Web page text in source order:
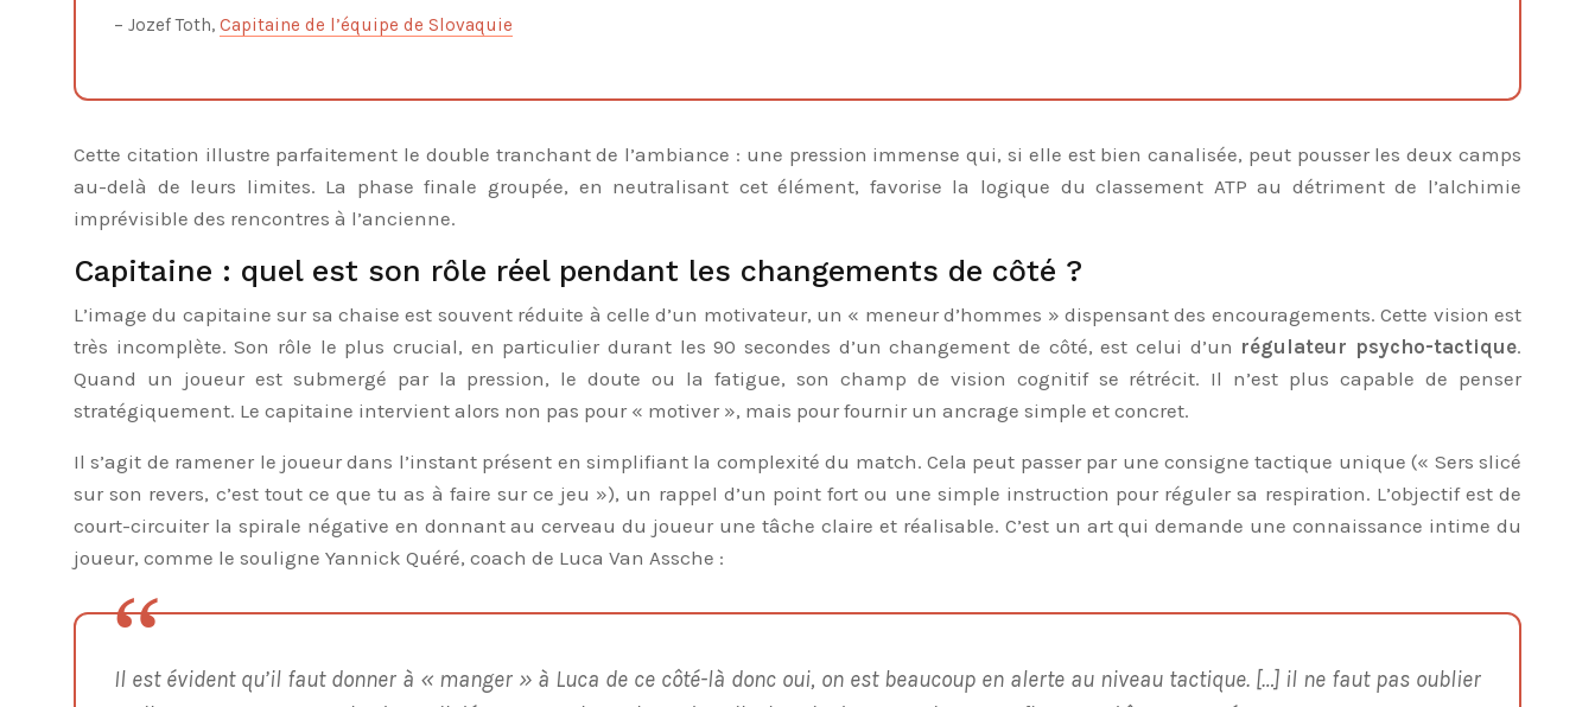
– Jozef Toth, Capitaine de l’équipe de Slovaquie
Cette citation illustre parfaitement le double tranchant de l’ambiance : une pression immense qui, si elle est bien canalisée, peut pousser les deux camps
au-delà de leurs limites. La phase finale groupée, en neutralisant cet élément, favorise la logique du classement ATP au détriment de l’alchimie
imprévisible des rencontres à l’ancienne.
Capitaine : quel est son rôle réel pendant les changements de côté ?
L’image du capitaine sur sa chaise est souvent réduite à celle d’un motivateur, un « meneur d’hommes » dispensant des encouragements. Cette vision est
très incomplète. Son rôle le plus crucial, en particulier durant les 90 secondes d’un changement de côté, est celui d’un régulateur psycho-tactique.
Quand un joueur est submergé par la pression, le doute ou la fatigue, son champ de vision cognitif se rétrécit. Il n’est plus capable de penser
stratégiquement. Le capitaine intervient alors non pas pour « motiver », mais pour fournir un ancrage simple et concret.
Il s’agit de ramener le joueur dans l’instant présent en simplifiant la complexité du match. Cela peut passer par une consigne tactique unique (« Sers slicé
sur son revers, c’est tout ce que tu as à faire sur ce jeu »), un rappel d’un point fort ou une simple instruction pour réguler sa respiration. L’objectif est de
court-circuiter la spirale négative en donnant au cerveau du joueur une tâche claire et réalisable. C’est un art qui demande une connaissance intime du
joueur, comme le souligne Yannick Quéré, coach de Luca Van Assche :
Il est évident qu’il faut donner à « manger » à Luca de ce côté-là donc oui, on est beaucoup en alerte au niveau tactique. […] il ne faut pas oublier